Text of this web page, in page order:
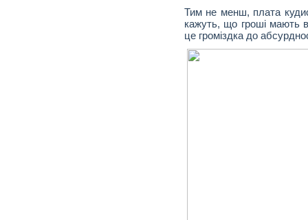
Тим не менш, плата
кажуть, що гроші мають
це громіздка до